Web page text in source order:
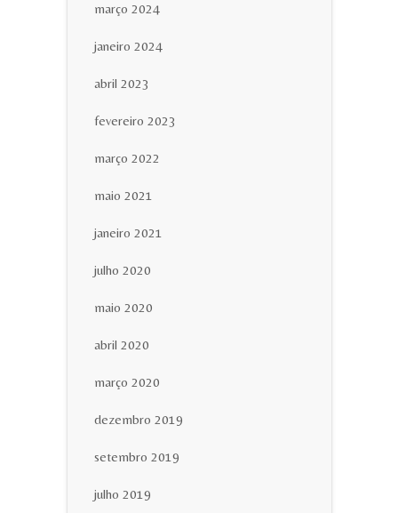
março 2024
janeiro 2024
abril 2023
fevereiro 2023
março 2022
maio 2021
janeiro 2021
julho 2020
maio 2020
abril 2020
março 2020
dezembro 2019
setembro 2019
julho 2019